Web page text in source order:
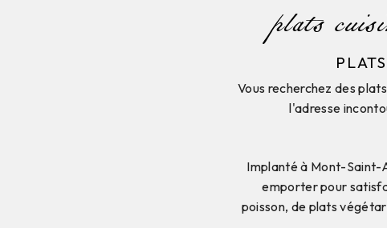
plats
Vous recherchez des
l'adresse
Implanté à Mont-Saint-
emporter pour
poisson, de plats